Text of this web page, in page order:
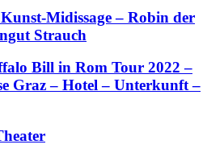
Midissage – Robin der
Strauch
Bill in Rom Tour 2022 –
Graz – Hotel – Unterkunft –